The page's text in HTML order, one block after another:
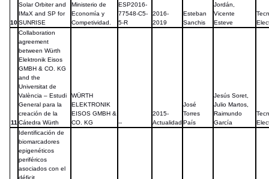
10
Solar Orbiter and
IMaX and SP for
SUNRISE
Ministerio de
Economía y
Competividad.
ESP2016-
77548-C5-
5-R
2016-
2019
Esteban
Sanchis
Jordán,
Vicente
Esteve
11
Collaboration
agreement
between Würth
Elektronik Eisos
GMBH & CO. KG
and the
Universitat de
València – Estudi
General para la
creación de la
Cátedra Würth
WÜRTH
ELEKTRONIK
EISOS GMBH &
CO. KG
--
2015-
Actualidad
José
Torres
País
Jesús Soret,
Julio Martos,
Raimundo
García
Identificación de
biomarcadores
epigenéticos
periféricos
asociados con el